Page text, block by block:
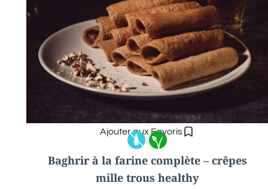
Ajouter aux Favoris
Baghrir à la farine complète – crêpes
mille trous healthy